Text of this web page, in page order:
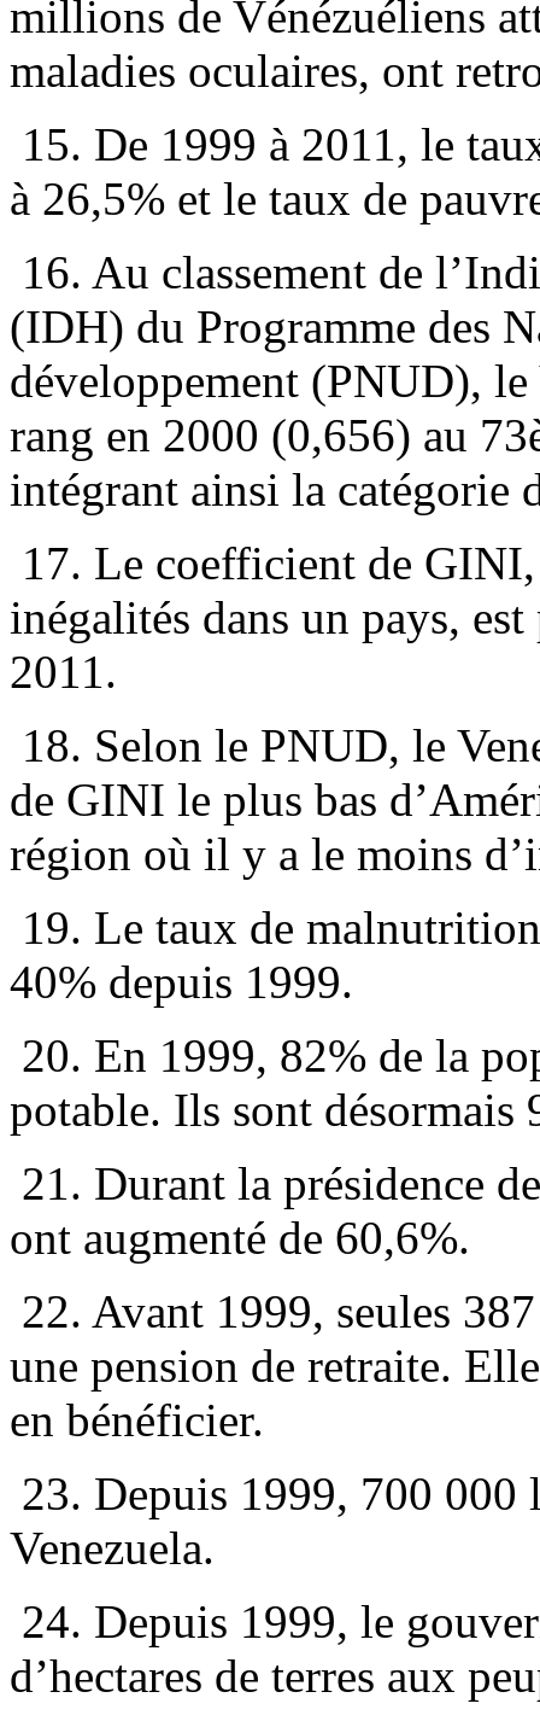
millions de Vénézuéliens
maladies oculaires, ont
15. De 1999 à 2011, le
à 26,5% et le taux de
16. Au classement de
(IDH) du Programme des
développement (PNUD), le
rang en 2000 (0,656) au
intégrant ainsi la catégorie
17. Le coefficient de
inégalités dans un pays,
2011.
18. Selon le PNUD, le
de GINI le plus bas
région où il y a le moins
19. Le taux de
40% depuis 1999.
20. En 1999, 82% de la
potable. Ils sont désormais
21. Durant la présidence
ont augmenté de 60,6%.
22. Avant 1999, seules
une pension de retraite.
en bénéficier.
23. Depuis 1999, 700 000
Venezuela.
24. Depuis 1999, le
d’hectares de terres aux